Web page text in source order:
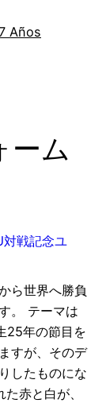
Años
ーム
ら世界へ勝負
。 テーマは
25年の節目を
すが、そのデ
したものにな
赤と白が、